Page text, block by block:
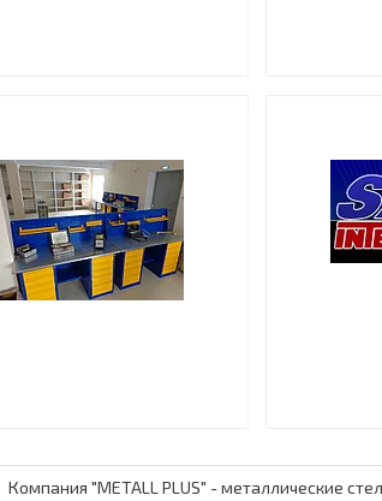
Компания "METALL PLUS" - металлические